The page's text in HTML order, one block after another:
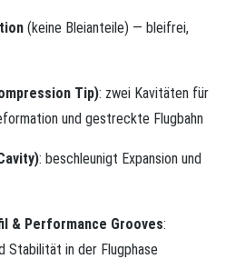
(keine Bleianteile) — bleifrei,
Tip): zwei Kavitäten für
und gestreckte Flugbahn
: beschleunigt Expansion und
& Performance Grooves:
Stabilität in der Flugphase